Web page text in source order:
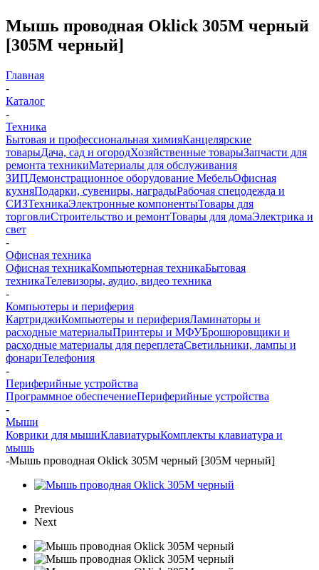
Мышь проводная Oklick 305M черный
[305M черный]
Главная
-
Каталог
-
Техника
Бытовая и профессиональная химияКанцелярские
товарыДача, сад и огородХозяйственные товарыЗапчасти для
ремонта техникиМатериалы для обслуживания
ЗИПДемонстрационное оборудование МебельОфисная
кухняПодарки, сувениры, наградыРабочая спецодежда и
СИЗТехникаЭлектронные компонентыТовары для
торговлиСтроительство и ремонтТовары для домаЭлектрика и
свет
-
Офисная техника
Офисная техникаКомпьютерная техникаБытовая
техникаТелевизоры, аудио, видео техника
-
Компьютеры и периферия
КартриджиКомпьютеры и периферияЛаминаторы и
расходные материалыПринтеры и МФУБрошюровщики и
расходные материалы для переплетаСветильники, лампы и
фонариТелефония
-
Периферийные устройства
Программное обеспечениеПериферийные устройства
-
Мыши
Коврики для мышиКлавиатурыКомплекты клавиатура и
мышь
-Мышь проводная Oklick 305M черный [305M черный]
Previous
Next